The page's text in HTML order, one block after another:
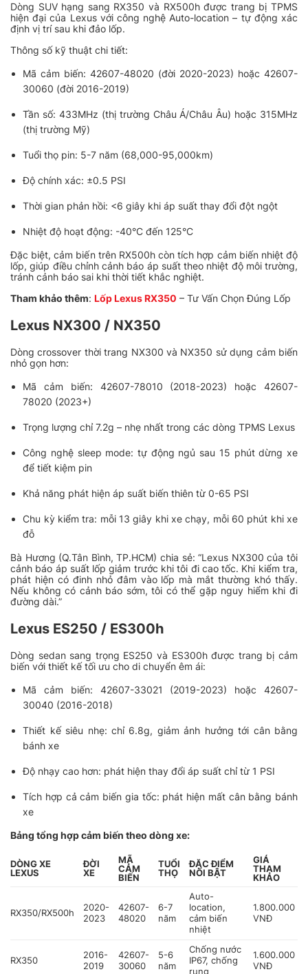
Dòng SUV hạng sang RX350 và RX500h được trang bị TPMS
hiện đại của Lexus với công nghệ Auto-location – tự động xác
định vị trí sau khi đảo lốp.
Thông số kỹ thuật chi tiết:
Mã cảm biến: 42607-48020 (đời 2020-2023) hoặc 42607-
30060 (đời 2016-2019)
Tần số: 433MHz (thị trường Châu Á/Châu Âu) hoặc 315MHz
(thị trường Mỹ)
Tuổi thọ pin: 5-7 năm (68,000-95,000km)
Độ chính xác: ±0.5 PSI
Thời gian phản hồi: <6 giây khi áp suất thay đổi đột ngột
Nhiệt độ hoạt động: -40°C đến 125°C
Đặc biệt, cảm biến trên RX500h còn tích hợp cảm biến nhiệt độ
lốp, giúp điều chỉnh cảnh báo áp suất theo nhiệt độ môi trường,
tránh cảnh báo sai khi thời tiết khắc nghiệt.
Tham khảo thêm: Lốp Lexus RX350 – Tư Vấn Chọn Đúng Lốp
Lexus NX300 / NX350
Dòng crossover thời trang NX300 và NX350 sử dụng cảm biến
nhỏ gọn hơn:
Mã cảm biến: 42607-78010 (2018-2023) hoặc 42607-
78020 (2023+)
Trọng lượng chỉ 7.2g – nhẹ nhất trong các dòng TPMS Lexus
Công nghệ sleep mode: tự động ngủ sau 15 phút dừng xe
để tiết kiệm pin
Khả năng phát hiện áp suất biến thiên từ 0-65 PSI
Chu kỳ kiểm tra: mỗi 13 giây khi xe chạy, mỗi 60 phút khi xe
đỗ
Bà Hương (Q.Tân Bình, TP.HCM) chia sẻ: “Lexus NX300 của tôi
cảnh báo áp suất lốp giảm trước khi tôi đi cao tốc. Khi kiểm tra,
phát hiện có đinh nhỏ đâm vào lốp mà mắt thường khó thấy.
Nếu không có cảnh báo sớm, tôi có thể gặp nguy hiểm khi đi
đường dài.”
Lexus ES250 / ES300h
Dòng sedan sang trọng ES250 và ES300h được trang bị cảm
biến với thiết kế tối ưu cho di chuyển êm ái:
Mã cảm biến: 42607-33021 (2019-2023) hoặc 42607-
30040 (2016-2018)
Thiết kế siêu nhẹ: chỉ 6.8g, giảm ảnh hưởng tới cân bằng
bánh xe
Độ nhạy cao hơn: phát hiện thay đổi áp suất chỉ từ 1 PSI
Tích hợp cả cảm biến gia tốc: phát hiện mất cân bằng bánh
xe
Bảng tổng hợp cảm biến theo dòng xe:
DÒNG XE
LEXUS
ĐỜI
XE
MÃ
CẢM
BIẾN
TUỔI
THỌ
ĐẶC ĐIỂM
NỔI BẬT
GIÁ
THAM
KHẢO
RX350/RX500h
2020-
2023
42607-
48020
6-7
năm
Auto-
location,
cảm biến
nhiệt
1.800.000
VNĐ
RX350
2016-
2019
42607-
30060
5-6
năm
Chống nước
IP67, chống
rung
1.600.000
VNĐ